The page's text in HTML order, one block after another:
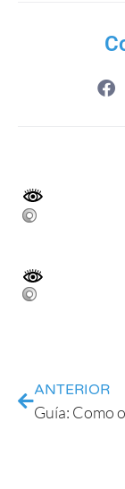
ANTERIOR